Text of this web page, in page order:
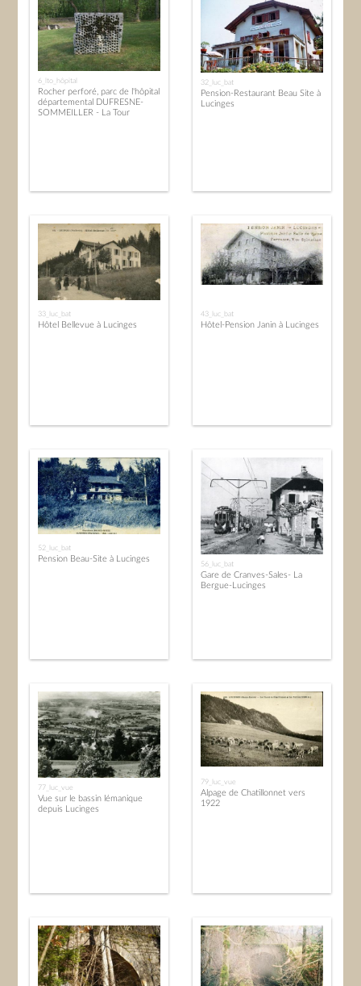
6_lto_hôpital
Rocher perforé, parc de l'hôpital
départemental DUFRESNE-
SOMMEILLER - La Tour
32_luc_bat
Pension-Restaurant Beau Site à
Lucinges
33_luc_bat
Hôtel Bellevue à Lucinges
43_luc_bat
Hôtel-Pension Janin à Lucinges
52_luc_bat
Pension Beau-Site à Lucinges
56_luc_bat
Gare de Cranves-Sales- La
Bergue-Lucinges
77_luc_vue
Vue sur le bassin lémanique
depuis Lucinges
79_luc_vue
Alpage de Chatillonnet vers
1922